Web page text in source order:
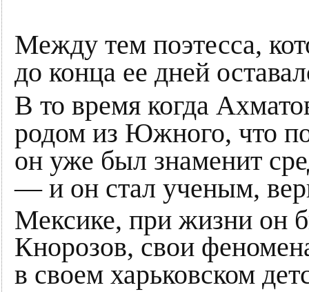
Между тем поэтесса,
до конца ее дней
В то время когда
родом из Южного, что
он уже был знаменит
— и он стал ученым,
Мексике, при жизни он
Кнорозов, свои
в своем харьковском